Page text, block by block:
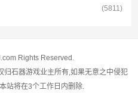
(5811)
Rights Reserved.
归石器游戏业主所有,如果无意之中侵犯
站将在3个工作日内删除.